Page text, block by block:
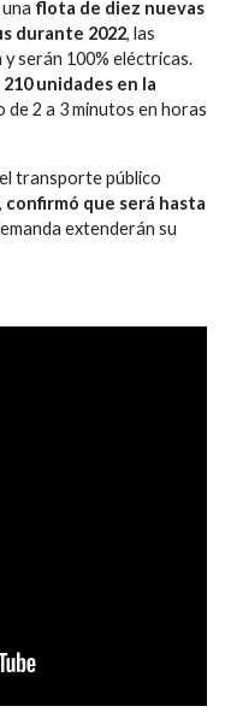
flota de diez nuevas
durante 2022, las
serán 100% eléctricas.
unidades en la
de 2 a 3 minutos en horas
transporte público
confirmó que será hasta
extenderán su